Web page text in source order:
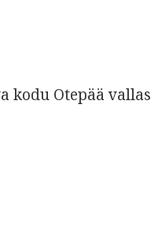
kodu Otepää vallas